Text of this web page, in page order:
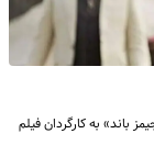
باند» به کارگردان فیلم